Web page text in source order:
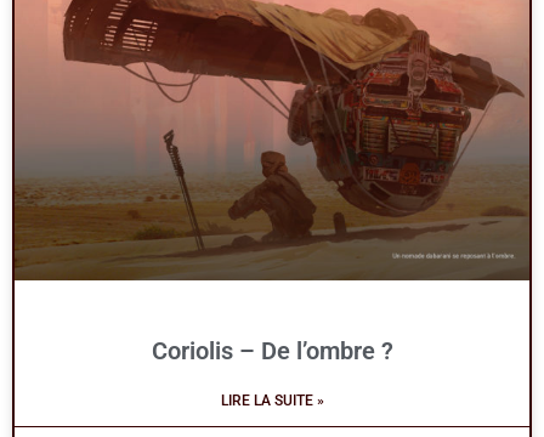
Coriolis – De l’ombre ?
LIRE LA SUITE »